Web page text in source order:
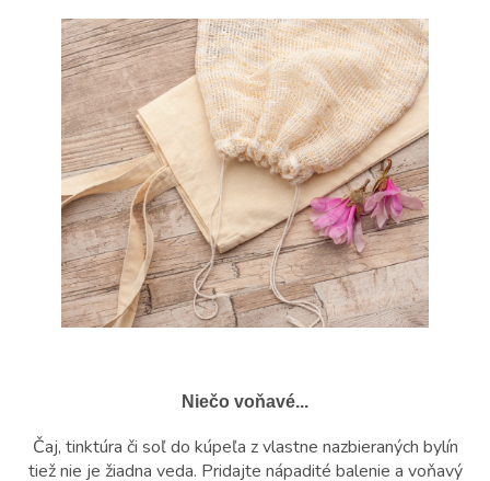
Niečo voňavé...
Čaj, tinktúra či soľ do kúpeľa z vlastne nazbieraných bylín
tiež nie je žiadna veda. Pridajte nápadité balenie a voňavý